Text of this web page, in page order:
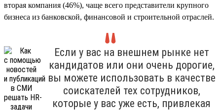
вторая компания (46%), чаще всего представители крупного
бизнеса из банковской, финансовой и строительной отраслей.
Если у вас на внешнем рынке нет
кандидатов или они очень дорогие,
вы можете использовать в качестве
соискателей тех сотрудников,
которые у вас уже есть, привлекая